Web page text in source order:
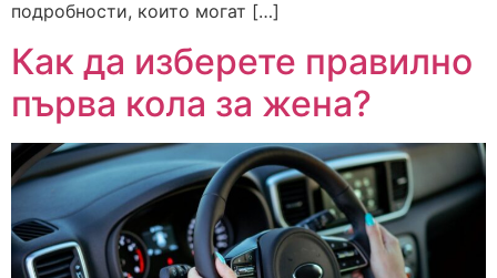
подробности, които могат […]
Как да изберете правилно
първа кола за жена?